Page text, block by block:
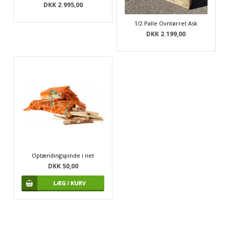
DKK 2.995,00
1/2 Palle Ovntørret Ask
DKK 2.199,00
Optændingspinde i net
DKK 50,00